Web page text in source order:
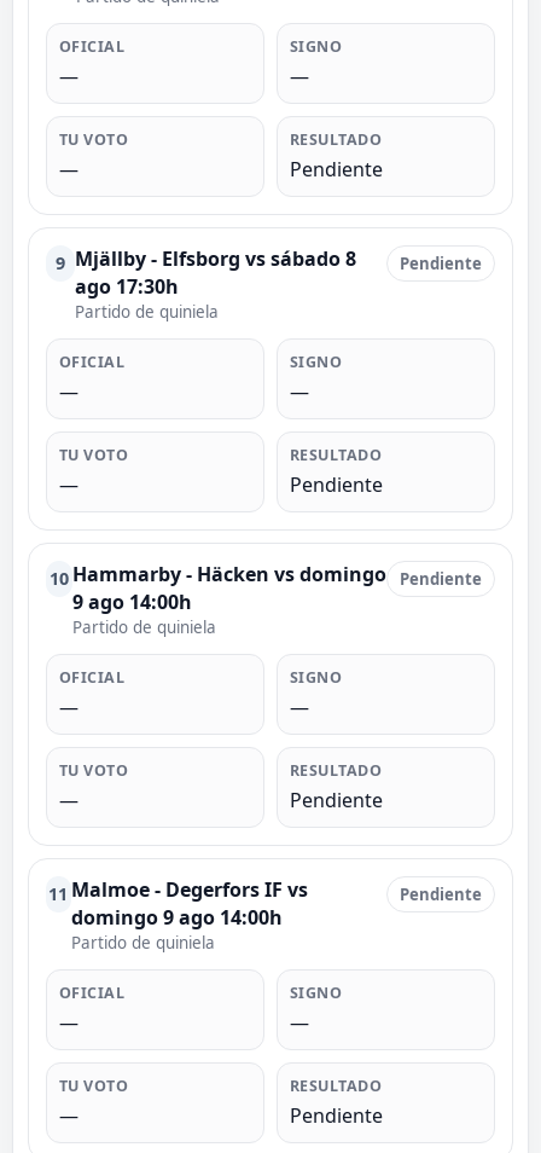
OFICIAL
—
SIGNO
—
TU VOTO
—
RESULTADO
Pendiente
9 Mjällby - Elfsborg vs sábado 8
ago 17:30h
Partido de quiniela
Pendiente
OFICIAL
—
SIGNO
—
TU VOTO
—
RESULTADO
Pendiente
10 Hammarby - Häcken vs domingo
9 ago 14:00h
Partido de quiniela
Pendiente
OFICIAL
—
SIGNO
—
TU VOTO
—
RESULTADO
Pendiente
11 Malmoe - Degerfors IF vs
domingo 9 ago 14:00h
Partido de quiniela
Pendiente
OFICIAL
—
SIGNO
—
TU VOTO
—
RESULTADO
Pendiente